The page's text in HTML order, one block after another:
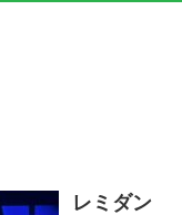
レミダン